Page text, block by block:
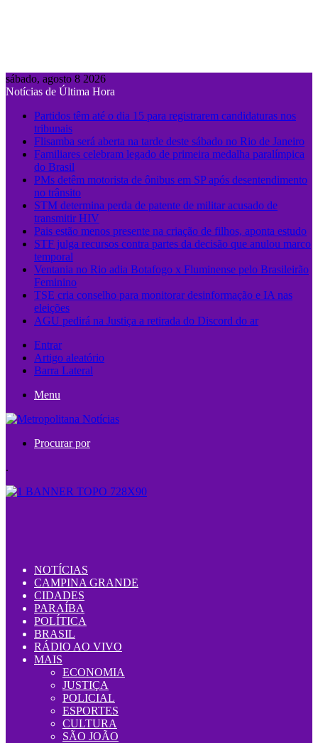
sábado, agosto 8 2026
Notícias de Última Hora
Partidos têm até o dia 15 para registrarem candidaturas nos
tribunais
Flisamba será aberta na tarde deste sábado no Rio de Janeiro
Familiares celebram legado de primeira medalha paralímpica
do Brasil
PMs detêm motorista de ônibus em SP após desentendimento
no trânsito
STM determina perda de patente de militar acusado de
transmitir HIV
Pais estão menos presente na criação de filhos, aponta estudo
STF julga recursos contra partes da decisão que anulou marco
temporal
Ventania no Rio adia Botafogo x Fluminense pelo Brasileirão
Feminino
TSE cria conselho para monitorar desinformação e IA nas
eleições
AGU pedirá na Justiça a retirada do Discord do ar
Entrar
Artigo aleatório
Barra Lateral
Menu
Procurar por
.
NOTÍCIAS
CAMPINA GRANDE
CIDADES
PARAÍBA
POLÍTICA
BRASIL
RÁDIO AO VIVO
MAIS
ECONOMIA
JUSTIÇA
POLICIAL
ESPORTES
CULTURA
SÃO JOÃO